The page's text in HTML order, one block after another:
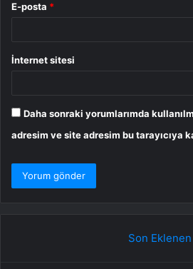
E-posta *
İnternet sitesi
Daha sonraki yorumlarımda
adresim ve site adresim bu tarayıcıya
Son Eklenen